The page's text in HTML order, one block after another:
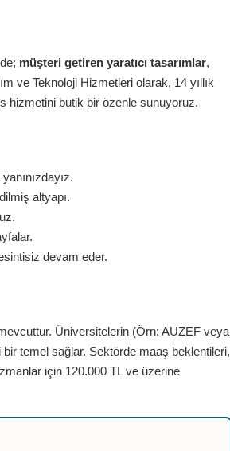
müşteri getiren yaratıcı tasarımlar,
ve Teknoloji Hizmetleri olarak, 14 yıllık
hizmetini butik bir özenle sunuyoruz.
altyapı.
devam eder.
Üniversitelerin (Örn: AUZEF veya
bir temel sağlar. Sektörde maaş beklentileri,
için 120.000 TL ve üzerine